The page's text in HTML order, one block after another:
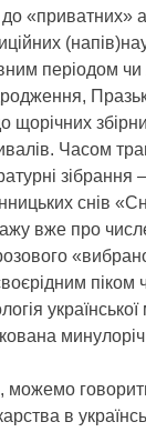
«приватних»
періодом
Часом
зібрання
снів
вже про
можемо
в